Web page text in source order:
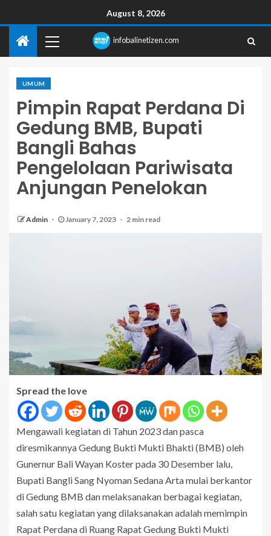
August 8, 2026
infobalinetizen.com
UMUM
Pimpin Rapat Perdana Di
Gedung BMB, Bupati
Bangli Bahas
Pengelolaan Pariwisata
Anjungan Penelokan
Admin January 7, 2023 2 min read
Spread the love
Mengawali kegiatan di Tahun 2023 dan pasca
diresmikannya Gedung Bukti Mukti Bhakti (BMB) oleh
Gunernur Bali Wayan Koster pada 30 Desember lalu,
Bupati Bangli Sang Nyoman Sedana Arta mulai berkantor
di Gedung BMB dan melaksanakan berbagai kegiatan,
salah satu kegiatan yang dilaksanakan adalah memimpin
Rapat Perdana di Ruang Rapat Gedung Bukti Mukti